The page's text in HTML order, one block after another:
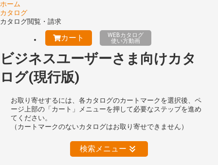
ホーム
カタログ
カタログ閲覧・請求
カート
WEBカタログ
使い方動画
ビジネスユーザーさま向けカタ
ログ(現行版)
お取り寄せするには、各カタログのカートマークを選択後、ペ
ージ上部の「カート」メニューを押して必要なステップを進め
てください。
（カートマークのないカタログはお取り寄せできません）
検索メニュー